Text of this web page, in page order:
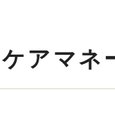
ケアマネ